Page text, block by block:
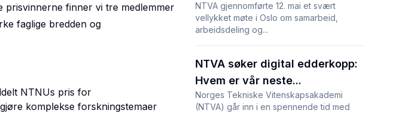
prisvinnerne finner vi tre medlemmer
faglige bredden og
NTNUs pris for
komplekse forskningstemaer
NTVA gjennomførte 12. mai et svært
vellykket møte i Oslo om samarbeid,
arbeidsdeling og...
NTVA søker digital edderkopp:
Hvem er vår neste...
Norges Tekniske Vitenskapsakademi
(NTVA) går inn i en spennende tid med